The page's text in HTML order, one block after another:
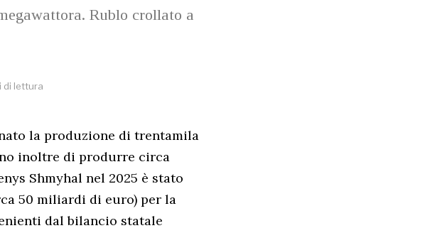
Rublo crollato a
di lettura
la produzione di trentamila
inoltre di produrre circa
Shmyhal nel 2025 è stato
50 miliardi di euro) per la
dal bilancio statale